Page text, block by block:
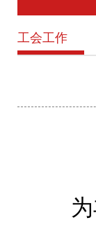
工会工作
为丰